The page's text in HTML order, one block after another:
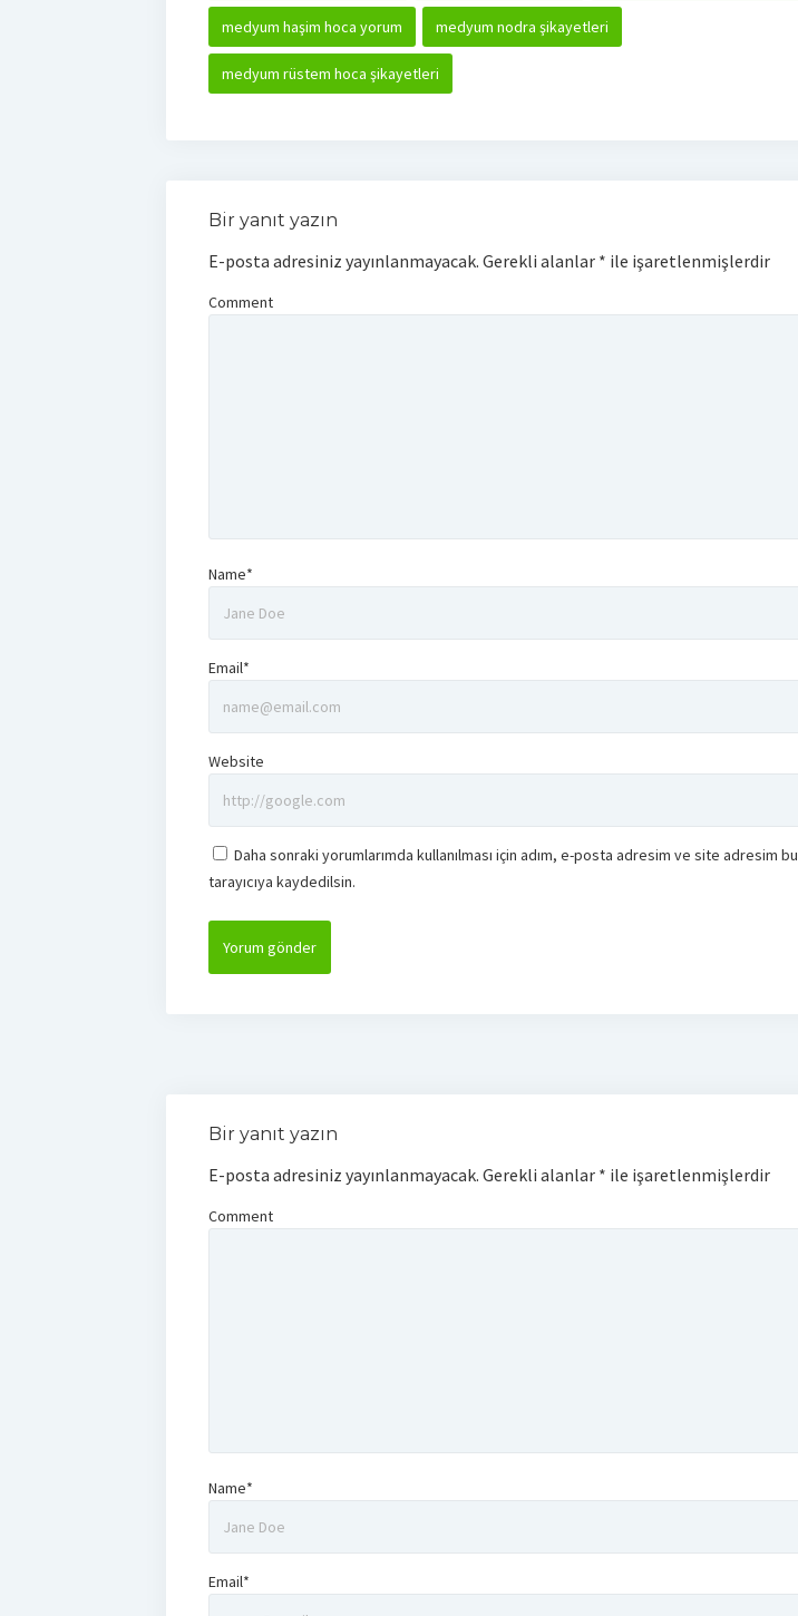
medyum haşim hoca yorum medyum nodra şikayetleri
medyum rüstem hoca şikayetleri
Bir yanıt yazın
E-posta adresiniz yayınlanmayacak. Gerekli alanlar * ile işaretlenmişlerdir
Comment
Name*
Email*
Website
Daha sonraki yorumlarımda kullanılması için adım, e-posta adresim ve site adresim bu
tarayıcıya kaydedilsin.
Bir yanıt yazın
E-posta adresiniz yayınlanmayacak. Gerekli alanlar * ile işaretlenmişlerdir
Comment
Name*
Email*